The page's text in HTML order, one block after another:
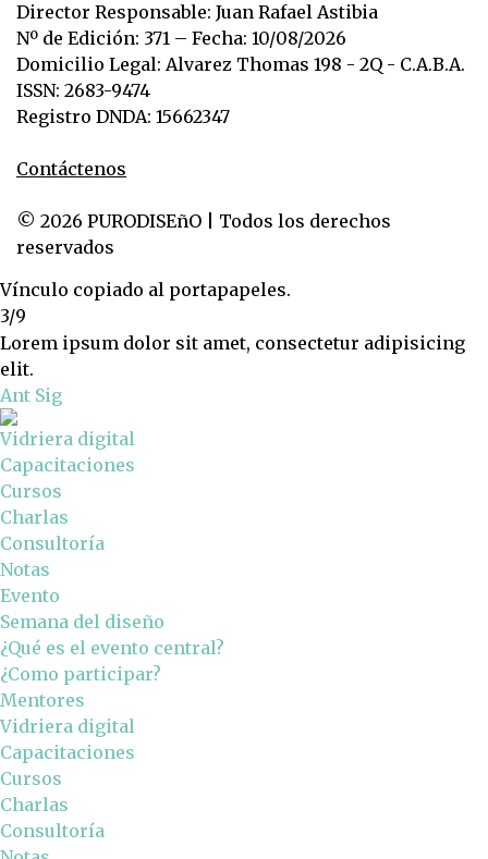
Director Responsable: Juan Rafael Astibia
Nº de Edición: 371 – Fecha: 10/08/2026
Domicilio Legal: Alvarez Thomas 198 - 2Q - C.A.B.A.
ISSN: 2683-9474
Registro DNDA: 15662347
Contáctenos
© 2026 PURODISEñO | Todos los derechos
reservados
Vínculo copiado al portapapeles.
3/9
Lorem ipsum dolor sit amet, consectetur adipisicing
elit.
Ant Sig
Vidriera digital
Capacitaciones
Cursos
Charlas
Consultoría
Notas
Evento
Semana del diseño
¿Qué es el evento central?
¿Como participar?
Mentores
Vidriera digital
Capacitaciones
Cursos
Charlas
Consultoría